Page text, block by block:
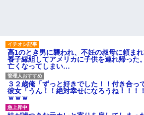
私「初めて飲む味だけどなん
のお茶？」彼「ちっ！」私「」
【GIF】JSのカンチョーワロ
タ
後続車にクラクションを鳴ら
され彼氏が逆切れ。「何クラク
ション鳴らしてんだ！降りてこ
いよ！」と怒鳴りだし...
高1のとき男に襲われ、不妊の叔母に頼ま
養子縁組してアメリカに子供を連れ帰っ
亡くなってしまい…
３２歳俺「ずっと好きでした！！付き合
彼女「うん！！絶対幸せになろうね！！
ｗｗｗ